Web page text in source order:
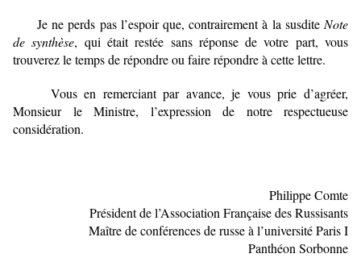
Je ne perds pas l’espoir que, contrairement à la susdite Note
de synthèse, qui était restée sans réponse de votre part, vous
trouverez le temps de répondre ou faire répondre à cette lettre.
Vous en remerciant par avance, je vous prie d’agréer,
Monsieur le Ministre,
l’expression de notre respectueuse
considération.
Philippe Comte
Président de l’Association Française des Russisants
Maître de conférences de russe à l’université Paris I
Panthéon Sorbonne